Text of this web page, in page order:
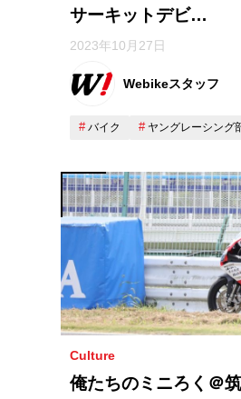
サーキットデビ…
2023年10月27日
Webikeスタッフ
バイク ヤングレーシング
Culture
俺たちのミニろく＠